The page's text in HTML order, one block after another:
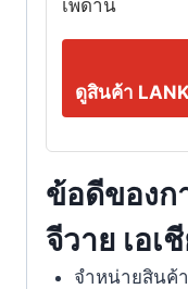
เพดาน
ดูสินค้า
ข้อดีของก
จีวาย เอเ
จำหน่ายสินค้